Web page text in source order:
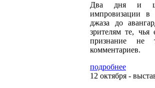
Два дня и
импровизации в
джаза до
зрителям те, чья
признание не
комментариев.
подробнее
12 октября -